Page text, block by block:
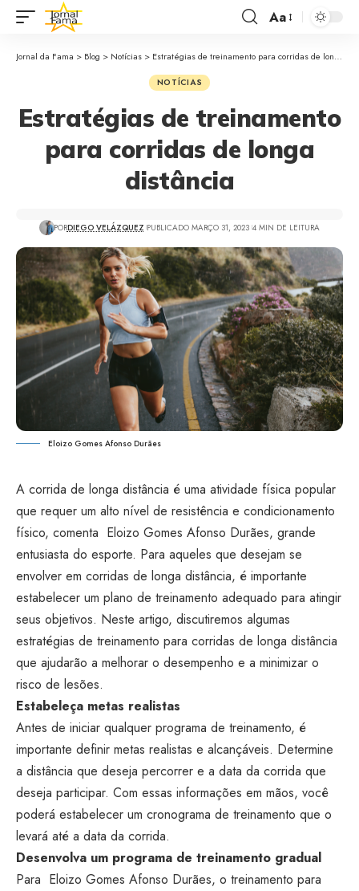
Aa
Jornal da Fama > Blog > Notícias > Estratégias de treinamento para corridas de longa distância
NOTÍCIAS
Estratégias de treinamento
para corridas de longa
distância
PORDIEGO VELÁZQUEZ PUBLICADO MARÇO 31, 2023 4 MIN DE LEITURA
Eloizo Gomes Afonso Durães
A corrida de longa distância é uma atividade física popular
que requer um alto nível de resistência e condicionamento
físico, comenta Eloizo Gomes Afonso Durães, grande
entusiasta do esporte. Para aqueles que desejam se
envolver em corridas de longa distância, é importante
estabelecer um plano de treinamento adequado para atingir
seus objetivos. Neste artigo, discutiremos algumas
estratégias de treinamento para corridas de longa distância
que ajudarão a melhorar o desempenho e a minimizar o
risco de lesões.
Estabeleça metas realistas
Antes de iniciar qualquer programa de treinamento, é
importante definir metas realistas e alcançáveis. Determine
a distância que deseja percorrer e a data da corrida que
deseja participar. Com essas informações em mãos, você
poderá estabelecer um cronograma de treinamento que o
levará até a data da corrida.
Desenvolva um programa de treinamento gradual
Para Eloizo Gomes Afonso Durães, o treinamento para